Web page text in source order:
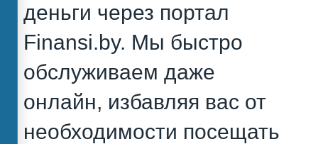
деньги через портал
Finansi.by. Мы быстро
обслуживаем даже
онлайн, избавляя вас от
необходимости посещать